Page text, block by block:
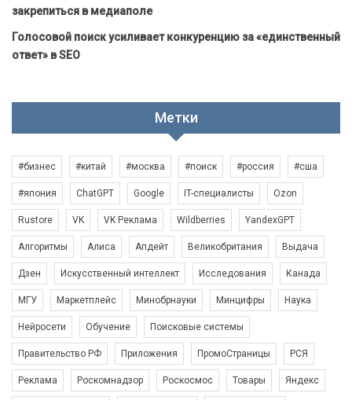
закрепиться в медиаполе
Голосовой поиск усиливает конкуренцию за «единственный
ответ» в SEO
Метки
#бизнес #китай #москва #поиск #россия #сша
#япония ChatGPT Google IT-специалисты Ozon
Rustore VK VK Реклама Wildberries YandexGPT
Алгоритмы Алиса Апдейт Великобритания Выдача
Дзен Искусственный интеллект Исследования Канада
МГУ Маркетплейс Минобрнауки Минцифры Наука
Нейросети Обучение Поисковые системы
Правительство РФ Приложения ПромоСтраницы РСЯ
Реклама Роскомнадзор Роскосмос Товары Яндекс